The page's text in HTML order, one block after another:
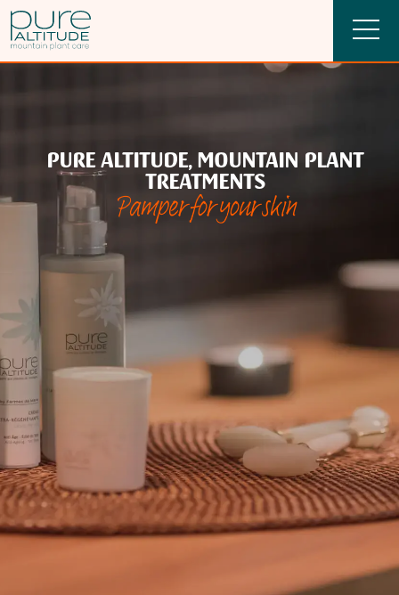
PURE ALTITUDE, MOUNTAIN PLANT
TREATMENTS
Pamper for your skin